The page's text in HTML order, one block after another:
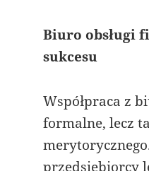
Biuro obsługi
sukcesu
Współpraca z
formalne, lecz
przedsiębiorcy